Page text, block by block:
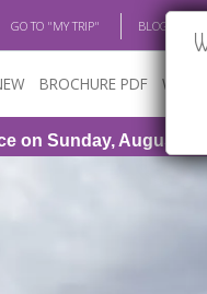
GO TO "MY TRIP" BLOG
BROCHURE PDF
1:00 PM to 3:30 PM